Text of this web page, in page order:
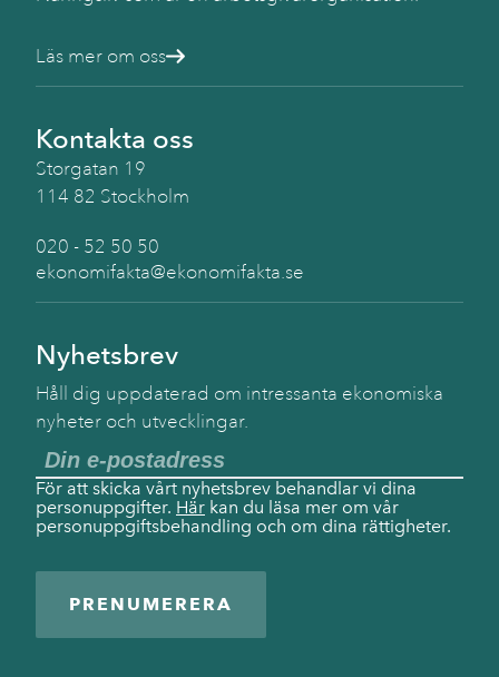
Läs mer om oss
Kontakta oss
Storgatan 19
114 82 Stockholm
020 - 52 50 50
ekonomifakta@ekonomifakta.se
Nyhetsbrev
Håll dig uppdaterad om intressanta ekonomiska
nyheter och utvecklingar.
För att skicka vårt nyhetsbrev behandlar vi dina
personuppgifter. Här kan du läsa mer om vår
personuppgiftsbehandling och om dina rättigheter.
PRENUMERERA